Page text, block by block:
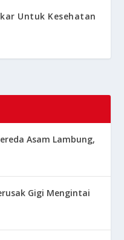
Untuk Kesehatan
Asam Lambung,
Gigi Mengintai